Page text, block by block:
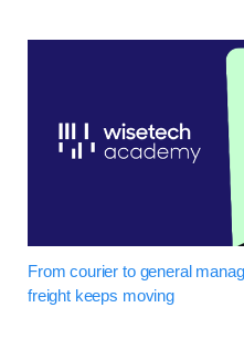
From courier to general
freight keeps moving